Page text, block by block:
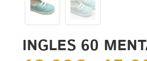
INGLES 60